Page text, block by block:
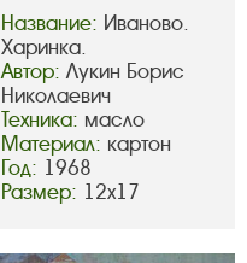
Название: Иваново.
Харинка.
Автор: Лукин Борис
Николаевич
Техника: масло
Материал: картон
Год: 1968
Размер: 12х17